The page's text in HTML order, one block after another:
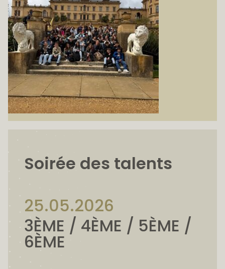
Soirée des talents
25.05.2026
3ÈME / 4ÈME / 5ÈME /
6ÈME